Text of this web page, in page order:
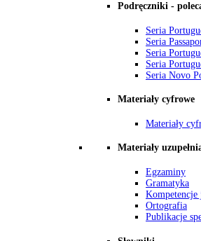
Podręczniki -
Seria
Seria
Seria
Seria
Seria Novo
Materiały cyfrowe
Materiały
Materiały
Egzaminy
Gramatyka
Kompetencje
Ortografia
Publikacje